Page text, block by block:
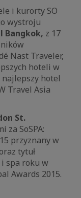
i kurorty SO
wystroju
Bangkok, z 17
Nast Traveler,
hoteli w
najlepszy hotel
Travel Asia
St.
za SoSPA:
przyznany w
tytuł
spa roku w
Awards 2015.